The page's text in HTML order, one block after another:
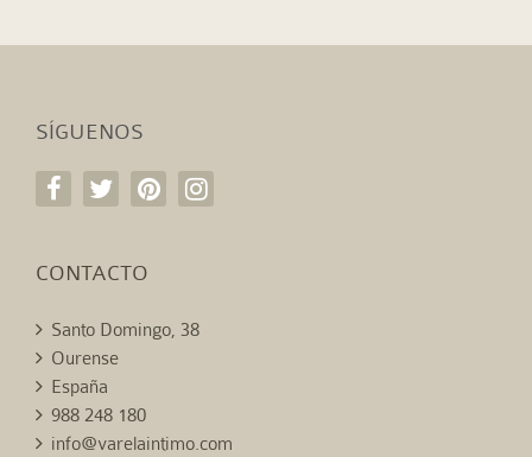
SÍGUENOS
CONTACTO
Santo Domingo, 38
Ourense
España
988 248 180
info@varelaintimo.com